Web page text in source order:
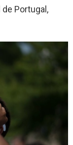
Portugal,